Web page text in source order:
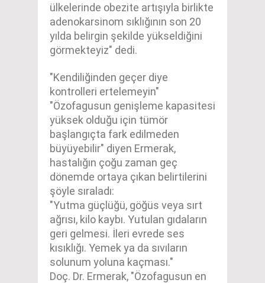
ülkelerinde obezite artışıyla birlikte
adenokarsinom sıklığının son 20
yılda belirgin şekilde yükseldiğini
görmekteyiz" dedi.
"Kendiliğinden geçer diye
kontrolleri ertelemeyin"
"Özofagusun genişleme kapasitesi
yüksek olduğu için tümör
başlangıçta fark edilmeden
büyüyebilir" diyen Ermerak,
hastalığın çoğu zaman geç
dönemde ortaya çıkan belirtilerini
şöyle sıraladı:
"Yutma güçlüğü, göğüs veya sırt
ağrısı, kilo kaybı. Yutulan gıdaların
geri gelmesi. İleri evrede ses
kısıklığı. Yemek ya da sıvıların
solunum yoluna kaçması."
Doç. Dr. Ermerak, "Özofagusun en